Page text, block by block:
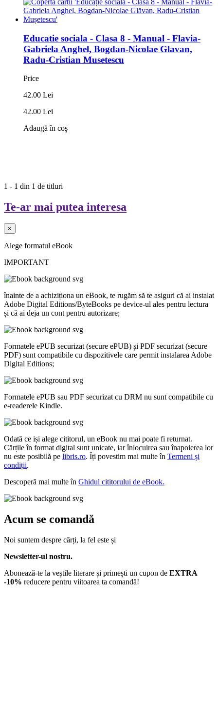
Educatie sociala - Clasa 8 - Manual - Flavia-
Gabriela Anghel, Bogdan-Nicolae Glavan,
Radu-Cristian Musetescu
Price
42.00 Lei
42.00 Lei
Adaugă în coș
1 - 1 din 1 de titluri
Te-ar mai putea interesa
×
Alege formatul eBook
IMPORTANT
înainte de a achiziționa un eBook, te rugăm să te asiguri că ai instalat
Adobe Digital Editions/ByteBooks pe device-ul ales pentru lectura
și că ai deja un cont pentru autorizare;
Formatele ePUB securizat (secure ePUB) și PDF securizat (secure
PDF) sunt compatibile cu dispozitivele care permit instalarea Adobe
Digital Editions;
Formatele ePUB sau PDF securizat cu DRM nu sunt compatibile cu
e-readerele Kindle.
Odată ce iși alege cititorul, un eBook nu mai poate fi returnat.
Cărțile în format digital sunt unicate, iar înlocuirea sau înapoierea lor
nu este posibilă pe libris.ro. Îți povestim mai multe în Termeni și
condiții.
Descoperă mai multe în Ghidul cititorului de eBook.
Acum se comandă
Noi suntem despre cărți, la fel este și
Newsletter-ul nostru.
Abonează-te la veștile literare și primești un cupon de EXTRA
-10% reducere pentru viitoarea ta comandă!